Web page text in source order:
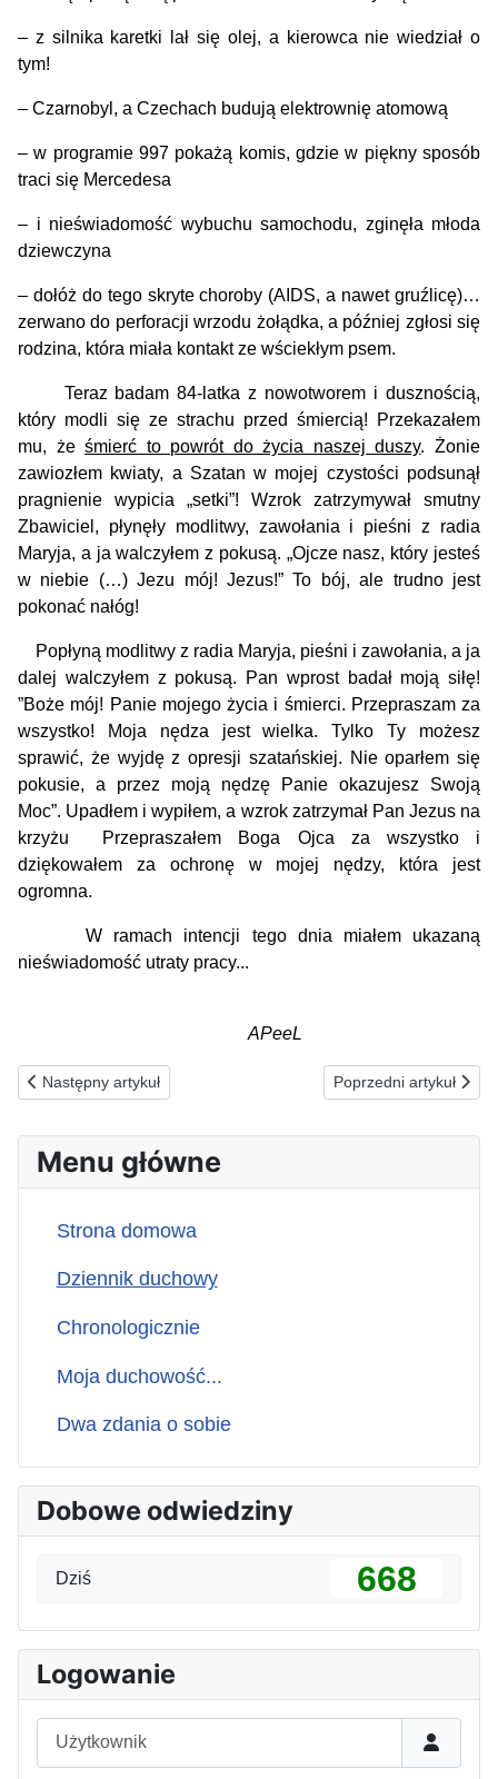
– z silnika karetki lał się olej, a kierowca nie wiedział o
tym!
– Czarnobyl, a Czechach budują elektrownię atomową
– w programie 997 pokażą komis, gdzie w piękny sposób
traci się Mercedesa
– i nieświadomość wybuchu samochodu, zginęła młoda
dziewczyna
– dołóż do tego skryte choroby (AIDS, a nawet gruźlicę)…
zerwano do perforacji wrzodu żołądka, a później zgłosi się
rodzina, która miała kontakt ze wściekłym psem.
Teraz badam 84-latka z nowotworem i dusznością,
który modli się ze strachu przed śmiercią! Przekazałem
mu, żeśmierć to powrót do życia naszej duszy. Żonie
zawiozłem kwiaty, a Szatan w mojej czystości podsunął
pragnienie wypicia „setki”! Wzrok zatrzymywał smutny
Zbawiciel, płynęły modlitwy, zawołania i pieśni z radia
Maryja, a ja walczyłem z pokusą. „Ojcze nasz, który jesteś
w niebie (…) Jezu mój! Jezus!” To bój, ale trudno jest
pokonać nałóg!
Popłyną modlitwy z radia Maryja, pieśni i zawołania, a ja
dalej walczyłem z pokusą. Pan wprost badał moją siłę!
”Boże mój! Panie mojego życia i śmierci. Przepraszam za
wszystko! Moja nędza jest wielka. Tylko Ty możesz
sprawić, że wyjdę z opresji szatańskiej. Nie oparłem się
pokusie, a przez moją nędzę Panie okazujesz Swoją
Moc”. Upadłem i wypiłem, a wzrok zatrzymał Pan Jezus na
krzyżu Przepraszałem Boga Ojca za wszystko i
dziękowałem za ochronę w mojej nędzy, która jest
ogromna.
W ramach intencji tego dnia miałem ukazaną
nieświadomość utraty pracy...
APeeL
Poprzednia strona: 16.05.2026(s) ZA OSTRZEGANYCH PRZEZ
Następny artykuł Następna strona:
Poprzedni artykuł
Menu główne
Strona domowa
Dziennik duchowy
Chronologicznie
Moja duchowość...
Dwa zdania o sobie
Dobowe odwiedziny
Dziś 668
Logowanie